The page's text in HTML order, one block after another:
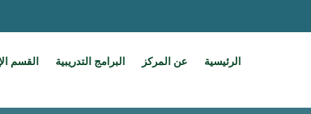
الرئيسية عن المركز البرامج التدريبية القسم